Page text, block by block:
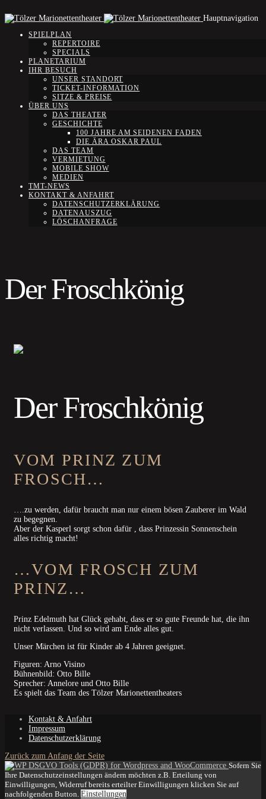
Hauptnavigation
SPIELPLAN
REPERTOIRE
SPECIALS
PLANETARIUM
IHR BESUCH
UNSER STANDORT
TICKET-INFORMATION
SITZE & PREISE
ÜBER UNS
DAS THEATER
GESCHICHTE
100 JAHRE AM SEIDENEN FADEN
DIE ÄRA OSKAR PAUL
DAS TEAM
VERMIETUNG
MOBILE SHOW
MEDIEN
TMT-NEWS
KONTAKT & ANFAHRT
DATENSCHUTZERKLÄRUNG
DATENAUSZUG
LÖSCHANFRAGE
Der Froschkönig
Der Froschkönig
VOM PRINZ ZUM
FROSCH…
….zu werden, dafür braucht man nur einem bösen Zauberer im Wald
zu begegnen.
Aber der Kasperl sorgt schon dafür , dass Prinzessin Sonnenschein
alles richtig macht!
…VOM FROSCH ZUM
PRINZ…
Prinz Edelmuth hat Glück gehabt, dass er so gute Freunde hat, die ihn
nicht verlassen. Und so wird am Ende alles gut.
Unser Märchen ist für Kinder ab 4 Jahren geeignet.
Figuren: Arno Visino
Bühnenbild: Otto Bille
Sprecher: Annelore und Otto Bille
Es spielt das Team des Tölzer Marionettentheaters
Kontakt & Anfahrt
Impressum
Datenschutzerklärung
Zurück zum Anfang der Seite
Sofern Sie
Ihre Datenschutzeinstellungen ändern möchten z.B. Erteilung von
Einwilligungen, Widerruf bereits erteilter Einwilligungen klicken Sie auf
nachfolgenden Button. Einstellungen